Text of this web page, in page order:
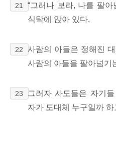
21
“그러나 보라, 나를 팔
식탁에 앉아 있다.
22 사람의 아들은 정해진 대
사람의 아들을 팔아넘기
23
그러자 사도들은 자기
자가 도대체 누구일까